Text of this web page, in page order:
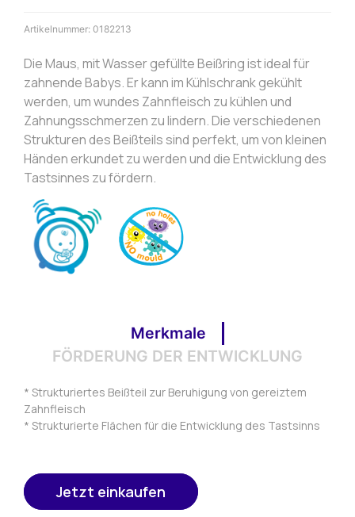
Artikelnummer: 0182213
Die Maus, mit Wasser gefüllte Beißring ist ideal für
zahnende Babys. Er kann im Kühlschrank gekühlt
werden, um wundes Zahnfleisch zu kühlen und
Zahnungsschmerzen zu lindern. Die verschiedenen
Strukturen des Beißteils sind perfekt, um von kleinen
Händen erkundet zu werden und die Entwicklung des
Tastsinnes zu fördern.
Merkmale
FÖRDERUNG DER ENTWICKLUNG
* Strukturiertes Beißteil zur Beruhigung von gereiztem
Zahnfleisch
* Strukturierte Flächen für die Entwicklung des Tastsinns
Jetzt einkaufen